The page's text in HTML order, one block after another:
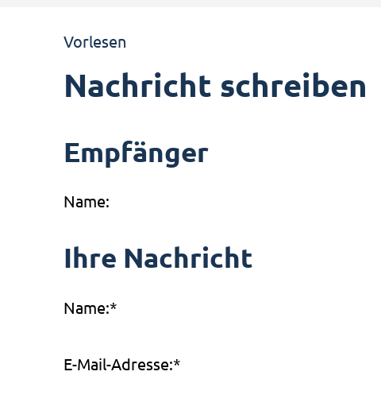
Vorlesen
Nachricht schreiben
Empfänger
Name:
Ihre Nachricht
Name:*
E-Mail-Adresse:*